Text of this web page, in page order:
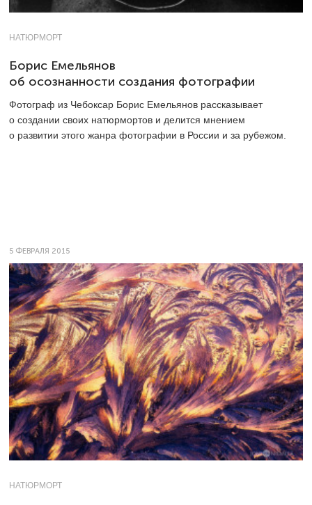
НАТЮРМОРТ
Борис Емельянов
об осознанности создания фотографии
Фотограф из Чебоксар Борис Емельянов рассказывает
о создании своих натюрмортов и делится мнением
о развитии этого жанра фотографии в России и за рубежом.
5 ФЕВРАЛЯ 2015
НАТЮРМОРТ